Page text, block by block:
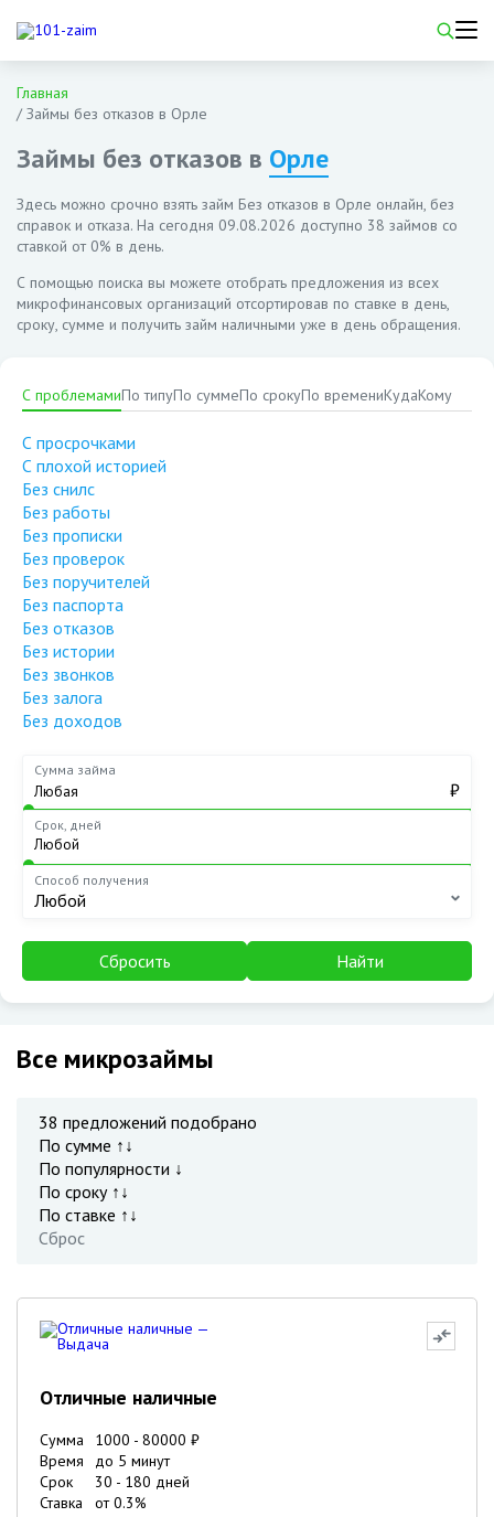
Главная
/Займы без отказов в Орле
Займы без отказов в Орле
Здесь можно срочно взять займ Без отказов в Орле онлайн, без
справок и отказа. На сегодня 09.08.2026 доступно 38 займов со
ставкой от 0% в день.
С помощью поиска вы можете отобрать предложения из всех
микрофинансовых организаций отсортировав по ставке в день,
сроку, сумме и получить займ наличными уже в день обращения.
С проблемамиПо типуПо суммеПо срокуПо времениКудаКому
С просрочками
С плохой историей
Без снилс
Без работы
Без прописки
Без проверок
Без поручителей
Без паспорта
Без отказов
Без истории
Без звонков
Без залога
Без доходов
Сумма займа
₽
Срок, дней
Способ получения
Любой
Сбросить Найти
Все микрозаймы
38 предложений подобрано
По сумме ↑↓
По популярности ↓
По сроку ↑↓
По ставке ↑↓
Сброс
Отличные наличные
Сумма 1000 - 80000 ₽
Время
до 5 минут
Срок
30 - 180 дней
Ставка
от0.3%